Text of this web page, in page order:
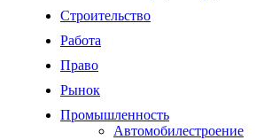
Строительство
Работа
Право
Рынок
Промышленность
Автомобилестроение